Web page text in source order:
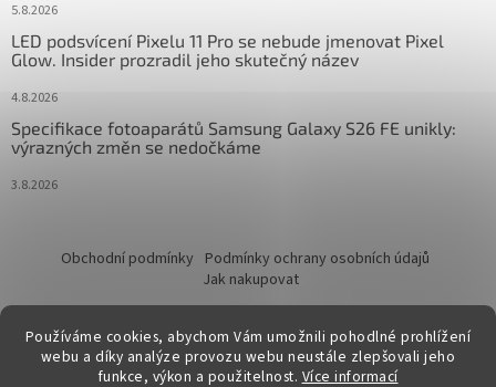
Používáme cookies, abychom Vám umožnili pohodlné prohlížení
webu a díky analýze provozu webu neustále zlepšovali jeho
funkce, výkon a použitelnost. Více informací
5.8.2026
LED podsvícení Pixelu 11 Pro se nebude jmenovat Pixel
Glow. Insider prozradil jeho skutečný název
4.8.2026
Specifikace fotoaparátů Samsung Galaxy S26 FE unikly:
výrazných změn se nedočkáme
3.8.2026
Obchodní podmínky Podmínky ochrany osobních údajů
Jak nakupovat